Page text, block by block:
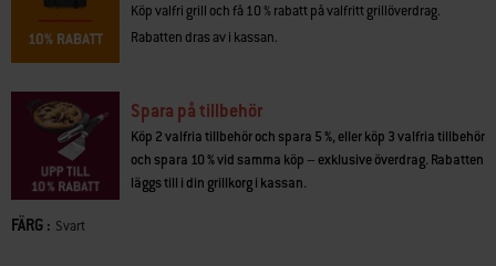
• Stekbordet når över 260 °C för grillning på hög värme och krispiga
kanter
• Klibbtålig häll med porslinsemalj gör det enkelt att grilla
• Fyra justerbara ben för jämn matlagning på ojämna ytor
Köp valfri grill och få 10 % rabatt på valfritt grillöverdrag.
Rabatten dras av i kassan.
Spara på tillbehör
Köp 2 valfria tillbehör och spara 5 %, eller köp 3 valfria tillbehör
och spara 10 % vid samma köp – exklusive överdrag. Rabatten
läggs till i din grillkorg i kassan.
Color
FÄRG : Svart